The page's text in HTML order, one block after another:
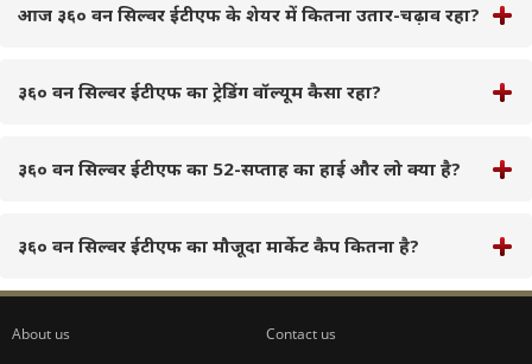
आज ३६० वन सिल्वर ईटीएफ के शेयर में कितना उतार-चढ़ाव रहा?
३६० वन सिल्वर ईटीएफ का ट्रेडिंग वॉल्यूम कैसा रहा?
३६० वन सिल्वर ईटीएफ का 52-सप्ताह का हाई और लो क्या है?
३६० वन सिल्वर ईटीएफ का मौजूदा मार्केट कैप कितना है?
About us Contact us